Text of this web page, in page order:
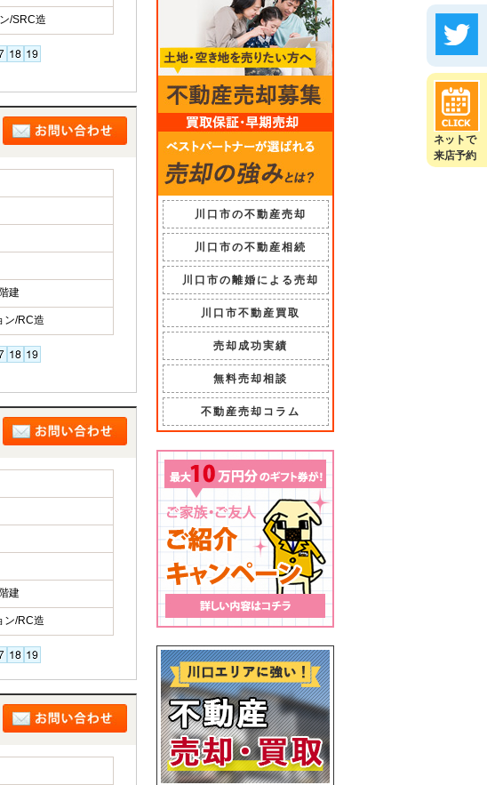
ネットで
来店予約
/SRC造
建
ン/RC造
建
ン/RC造
川口市の不動産売却
川口市の不動産相続
川口市の離婚による売却
川口市不動産買取
売却成功実績
無料売却相談
不動産売却コラム